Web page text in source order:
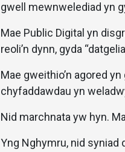
gwell mewnwelediad yn
Mae Public Digital yn
reoli’n dynn, gyda
Mae gweithio’n agored
chyfaddawdau yn
Nid marchnata yw hyn.
Yng Nghymru, nid syniad